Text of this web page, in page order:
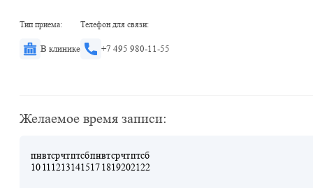
Тип приема:
В клинике
Телефон для связи:
+7 495 980-11-55
Желаемое время записи:
пн
10
вт
11
ср
12
чт
13
пт
14
сб
15
пн
17
вт
18
ср
19
чт
20
пт
21
сб
22